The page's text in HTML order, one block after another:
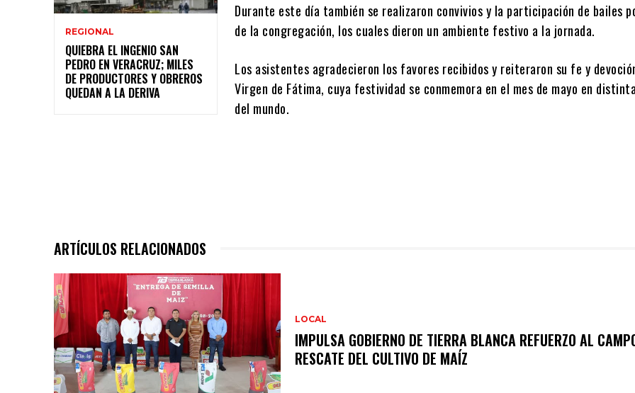
REGIONAL
QUIEBRA EL INGENIO SAN
PEDRO EN VERACRUZ; MILES
DE PRODUCTORES Y OBREROS
QUEDAN A LA DERIVA
Durante este día también se realizaron convivios y la participación de bailes
de la congregación, los cuales dieron un ambiente festivo a la jornada.
Los asistentes agradecieron los favores recibidos y reiteraron su fe y
Virgen de Fátima, cuya festividad se conmemora en el mes de mayo en
del mundo.
ARTÍCULOS RELACIONADOS
LOCAL
IMPULSA GOBIERNO DE TIERRA BLANCA REFUERZO AL
RESCATE DEL CULTIVO DE MAÍZ